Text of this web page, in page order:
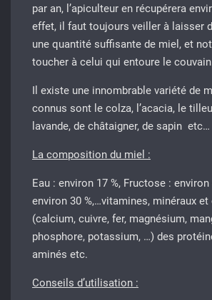
par an, l’apiculteur en récupérera
effet, il faut toujours veiller à laisser
une quantité suffisante de miel, et
toucher à celui qui entoure le
Il existe une innombrable variété de
connus sont le colza, l’acacia, le
lavande, de châtaigner, de sapin etc…
La composition du miel :
Eau : environ 17 %, Fructose :
environ 30 %,…vitamines, minéraux
(calcium, cuivre, fer, magnésium,
phosphore, potassium, …) des
aminés etc.
Conseils d’utilisation :